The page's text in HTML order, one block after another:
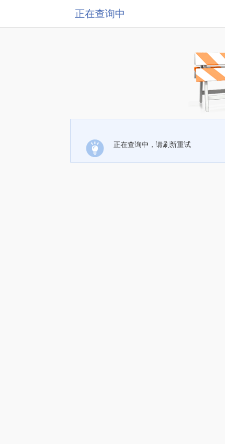
正在查询中
正在查询中，请刷新重试